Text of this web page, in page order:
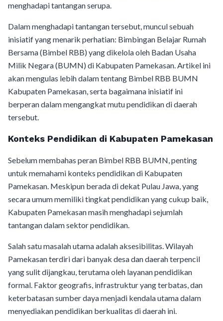
menghadapi tantangan serupa.
Dalam menghadapi tantangan tersebut, muncul sebuah
inisiatif yang menarik perhatian: Bimbingan Belajar Rumah
Bersama (Bimbel RBB) yang dikelola oleh Badan Usaha
Milik Negara (BUMN) di Kabupaten Pamekasan. Artikel ini
akan mengulas lebih dalam tentang Bimbel RBB BUMN
Kabupaten Pamekasan, serta bagaimana inisiatif ini
berperan dalam mengangkat mutu pendidikan di daerah
tersebut.
Konteks Pendidikan di Kabupaten Pamekasan
Sebelum membahas peran Bimbel RBB BUMN, penting
untuk memahami konteks pendidikan di Kabupaten
Pamekasan. Meskipun berada di dekat Pulau Jawa, yang
secara umum memiliki tingkat pendidikan yang cukup baik,
Kabupaten Pamekasan masih menghadapi sejumlah
tantangan dalam sektor pendidikan.
Salah satu masalah utama adalah aksesibilitas. Wilayah
Pamekasan terdiri dari banyak desa dan daerah terpencil
yang sulit dijangkau, terutama oleh layanan pendidikan
formal. Faktor geografis, infrastruktur yang terbatas, dan
keterbatasan sumber daya menjadi kendala utama dalam
menyediakan pendidikan berkualitas di daerah ini.